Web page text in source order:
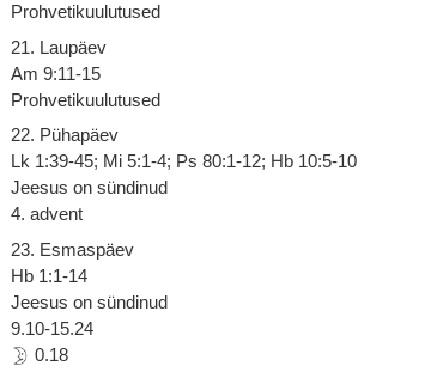
Prohvetikuulutused
21. Laupäev
Am 9:11-15
Prohvetikuulutused
22. Pühapäev
Lk 1:39-45; Mi 5:1-4; Ps 80:1-12; Hb 10:5-10
Jeesus on sündinud
4. advent
23. Esmaspäev
Hb 1:1-14
Jeesus on sündinud
9.10-15.24
0.18